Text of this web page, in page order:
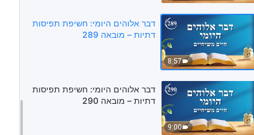
8:57
דבר אלוהים היומי: חשיפת תפיסות
דתיות – מובאה 289
9:00
דבר אלוהים היומי: חשיפת תפיסות
דתיות – מובאה 290